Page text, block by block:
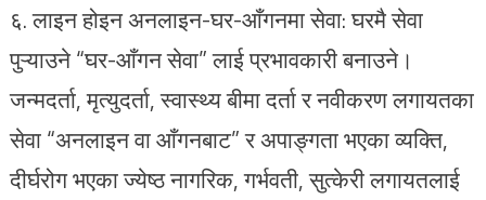
६.⁠ ⁠लाइन होइन अनलाइन-घर-आँगनमा सेवा: घरमै सेवा
पुऱ्याउने “घर-आँगन सेवा” लाई प्रभावकारी बनाउने।
जन्मदर्ता, मृत्युदर्ता, स्वास्थ्य बीमा दर्ता र नवीकरण लगायतका
सेवा “अनलाइन वा आँगनबाट” र अपाङ्गता भएका व्यक्ति,
दीर्घरोग भएका ज्येष्ठ नागरिक, गर्भवती, सुत्केरी लगायतलाई